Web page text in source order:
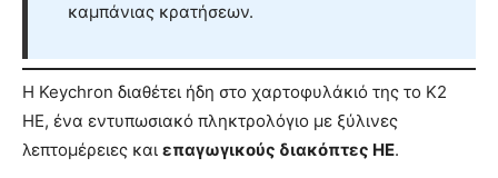
καμπάνιας κρατήσεων.
Η Keychron διαθέτει ήδη στο χαρτοφυλάκιό της το K2
HE, ένα εντυπωσιακό πληκτρολόγιο με ξύλινες
λεπτομέρειες και επαγωγικούς διακόπτες HE.